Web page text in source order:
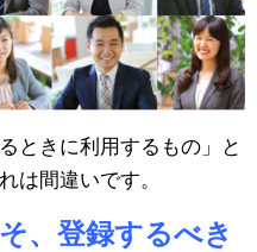
ときに利用するもの」と
は間違いです。
、登録するべき